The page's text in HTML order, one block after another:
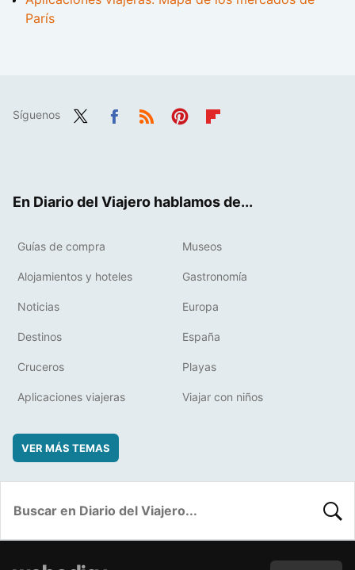
París
Síguenos
En Diario del Viajero hablamos de...
Guías de compra Museos
Alojamientos y hoteles Gastronomía
Noticias Europa
Destinos España
Cruceros Playas
Aplicaciones viajeras Viajar con niños
VER MÁS TEMAS